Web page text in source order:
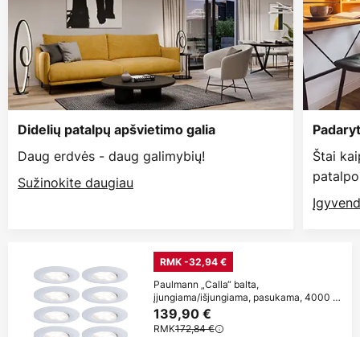
Didelių patalpų apšvietimo galia
Daug erdvės - daug galimybių!
Sužinokite daugiau
Štai
RMK -32,94 €
Paulmann „Calla“ balta,
įjungiama/išjungiama, pasukama, 4000 K,
skersmuo 9 cm,
139,90 €
RMK172,84 €